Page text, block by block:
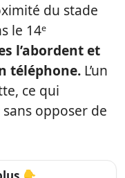
du stade
le 14ᵉ
l’abordent et
téléphone. L’un
ce qui
sans opposer de